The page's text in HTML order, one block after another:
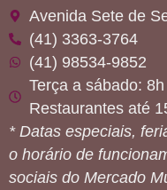
Avenida Sete de
(41) 3363-3764
(41) 98534-9852
Terça a sábado:
Restaurantes até
* Datas especiais,
o horário de
sociais do Mercado